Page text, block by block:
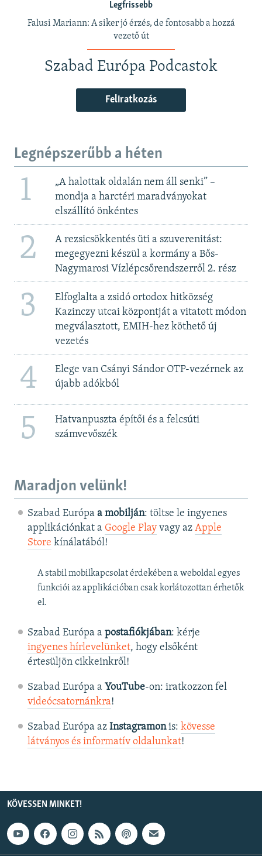
Legfrissebb
Falusi Mariann: A siker jó érzés, de fontosabb a hozzá
vezető út
Szabad Európa Podcastok
Feliratkozás
Legnépszerűbb a héten
1
„A halottak oldalán nem áll senki” –
mondja a harctéri maradványokat
elszállító önkéntes
2
A rezsicsökkentés üti a szuverenitást:
megegyezni készül a kormány a Bős-
Nagymarosi Vízlépcsőrendszerről 2. rész
3
Elfoglalta a zsidó ortodox hitközség
Kazinczy utcai központját a vitatott módon
megválasztott, EMIH-hez köthető új
vezetés
4
Elege van Csányi Sándor OTP-vezérnek az
újabb adókból
5
Hatvanpuszta építői és a felcsúti
számvevőszék
Maradjon velünk!
Szabad Európa a mobilján: töltse le ingyenes
applikációnkat a Google Playvagy az Apple
Store kínálatából!
A stabil mobilkapcsolat érdekében a weboldal egyes
funkciói az applikációban csak korlátozottan érhetők
el.
Szabad Európa a postafiókjában: kérje
ingyenes hírlevelünket, hogy elsőként
értesüljön cikkeinkről!
Szabad Európa a YouTube-on: iratkozzon fel
videócsatornánkra!
Szabad Európa az Instagramonis: kövesse
látványos és informatív oldalunkat! ​
KÖVESSEN MINKET!